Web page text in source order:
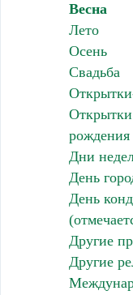
Весна
Лето
Осень
Свадьба
рождения
Дни
День
День
Другие
Другие